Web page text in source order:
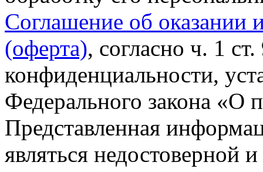
Соглашение об оказании
(оферта), согласно ч. 1
конфиденциальности,
Федерального закона «О
Представленная
являться недостоверной